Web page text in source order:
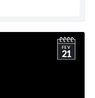
FEV
21